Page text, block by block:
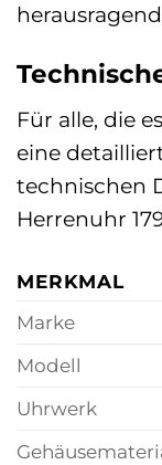
Für alle, die
eine
technischen
Herrenuhr
MERKMAL
Marke
Modell
Uhrwerk